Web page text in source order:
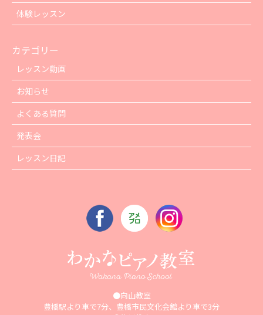
体験レッスン
カテゴリー
レッスン動画
お知らせ
よくある質問
発表会
レッスン日記
●向山教室
豊橋駅より車で7分、豊橋市民文化会館より車で3分